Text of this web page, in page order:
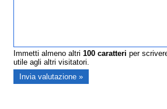
Immetti almeno altri100 caratteri per
utile agli altri visitatori.